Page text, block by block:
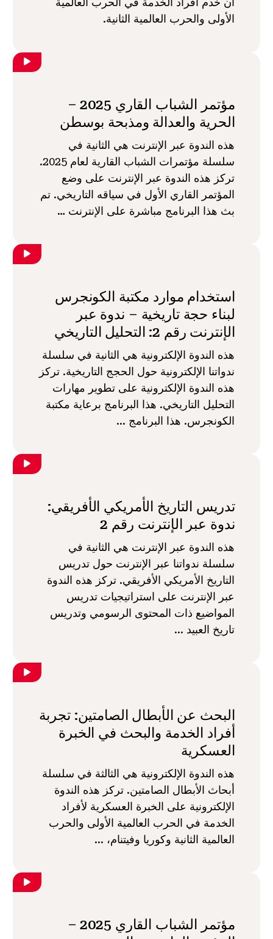
الأولى والحرب العالمية الثانية.
مؤتمر الشباب القاري 2025 –
الحرية والعدالة ومذبحة بوسطن
هذه الندوة عبر الإنترنت هي الثانية في
سلسلة مؤتمرات الشباب القارية لعام 2025.
تركز هذه الندوة عبر الإنترنت على وضع
المؤتمر القاري الأول في سياقه التاريخي. تم
بث هذا البرنامج مباشرة على الإنترنت …
استخدام موارد مكتبة الكونجرس
لبناء حجة تاريخية – ندوة عبر
الإنترنت رقم 2: التحليل التاريخي
هذه الندوة الإلكترونية هي الثانية في سلسلة
ندواتنا الإلكترونية حول الحجج التاريخية. تركز
هذه الندوة الإلكترونية على تطوير مهارات
التحليل التاريخي. هذا البرنامج برعاية مكتبة
الكونجرس. هذا البرنامج ...
تدريس التاريخ الأمريكي الأفريقي:
ندوة عبر الإنترنت رقم 2
هذه الندوة عبر الإنترنت هي الثانية في
سلسلة ندواتنا عبر الإنترنت حول تدريس
التاريخ الأمريكي الأفريقي. تركز هذه الندوة
عبر الإنترنت على استراتيجيات تدريس
المواضيع ذات المحتوى الرسومي وتدريس
تاريخ العبيد ...
البحث عن الأبطال الصامتين: تجربة
أفراد الخدمة والبحث في الخبرة
العسكرية
هذه الندوة الإلكترونية هي الثالثة في سلسلة
أبحاث الأبطال الصامتين. تركز هذه الندوة
الإلكترونية على الخبرة العسكرية لأفراد
الخدمة في الحرب العالمية الأولى والحرب
العالمية الثانية وكوريا وفيتنام، ...
مؤتمر الشباب القاري 2025 –